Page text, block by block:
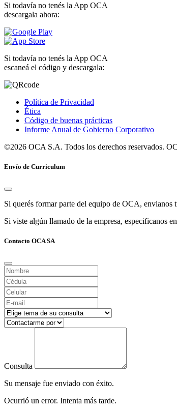
Si todavía no tenés la App OCA
descargala ahora:
Si todavía no tenés la App OCA
escaneá el código y descargala:
Política de Privacidad
Ética
Código de buenas prácticas
Informe Anual de Gobierno Corporativo
©2026 OCA S.A. Todos los derechos reservados.
Envío de Curriculum
Si querés formar parte del equipo de OCA, envianos
Si viste algún llamado de la empresa, especificanos
Contacto OCA SA
Consulta
Su mensaje fue enviado con éxito.
Ocurrió un error. Intenta más tarde.